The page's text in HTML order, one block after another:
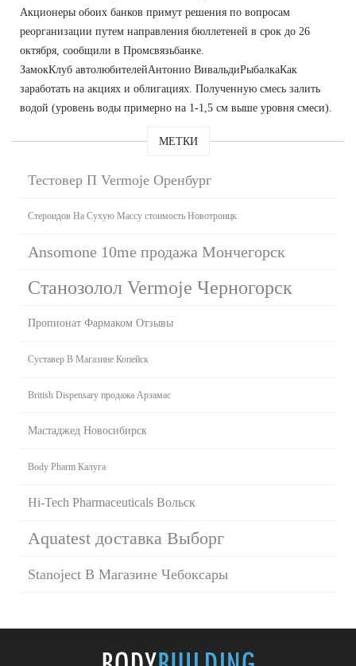
Акционеры обоих банков примут решения по вопросам
реорганизации путем направления бюллетеней в срок до 26
октября, сообщили в Промсвязьбанке.
ЗамокКлуб автолюбителейАнтонио ВивальдиРыбалкаКак
заработать на акциях и облигациях. Полученную смесь залить
водой (уровень воды примерно на 1-1,5 см выше уровня смеси).
МЕТКИ
Тестовер П Vermoje Оренбург
Стероидов На Сухую Массу стоимость Новотроицк
Ansomone 10me продажа Мончегорск
Станозолол Vermoje Черногорск
Пропионат Фармаком Отзывы
Суставер В Магазине Копейск
British Dispensary продажа Арзамас
Мастаджед Новосибирск
Body Pharm Калуга
Hi-Tech Pharmaceuticals Вольск
Aquatest доставка Выборг
Stanoject В Магазине Чебоксары